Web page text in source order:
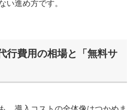
い進め方です。
行費用の相場と「無料サ